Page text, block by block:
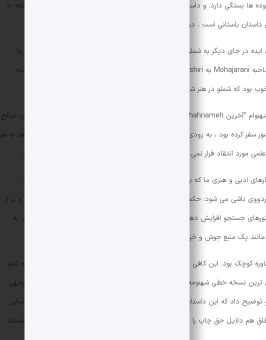
ها بستگی دارد. و داستانهای این “نام باستانی باستانی” از نسل و سینوس تا گذشته به
باستانی است ، در روایت زیبای آن است.
در جای دیگر به شملو رسیده است. در آن سال ، در میان انواع پاسخ های علمی یا
عاطفی به شملو ، از یادداشت دکتر فارشید ورد و کتابتا … مصاحبه Mohajarani به Houshang Golshiri با دنیای گفتار ، پاسخ عمدتاً و به یاد داشته
بود که شملو در هنر شعر.
میهن پرست شاعر “من تو را دوست دارم یک بوم قدیمی” و شهنوام “آخرین The Shahnameh” برای همه آشکار بود. هنگامی که او از مهدی آخاوان صالح
سفر کرده بود ، به زودی درباره اظهارات فردووی در شملو سؤال کرد: شملو می خواهد به هر
مورد انتقاد قرار نمی گیرد و باید از منظر روانشناسی فردی و اجتماعی دیده شود.
ادبی و هنری ما که به بهانه عشق منطقی شده اند ، شهنام جلوه ای درخشان از
ناشی می شود: حکمت و خرد فرد به ارائه هر دو. گواهی ملی ایران گران نیست و پر از
جستجو افزایش دهید. به خصوص هنگامی که ایرانیان بیش از هر زمان دیگری به
یک منبع جوش و خروشان است.
بود. این کافی بود که به نسخه های معتبر شهنام ، که فراوان هستند اشاره کنیم.
نسخه خطی شهنومه ، نسخه فلورانس بنا نهاده است و البته هیچ نامه قابل توجهی
داد که این داستان نه تنها در فلورانس است. هیچ استانبول وجود ندارد ، و سایر
هم دلایل حق چاپ را نشان داده است و هم به دلایل سبکی که اینها ماجراهای هستند.